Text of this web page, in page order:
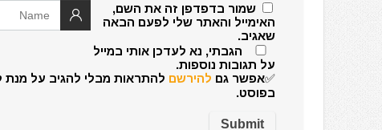
שמור בדפדפן זה את השם,
האימייל והאתר שלי לפעם הבאה
שאגיב.
הגבתי, נא לעדכן אותי במייל
על תגובות נוספות.
✅אפשר גם להירשם להתראות מבלי להגיב על
בפוסט.